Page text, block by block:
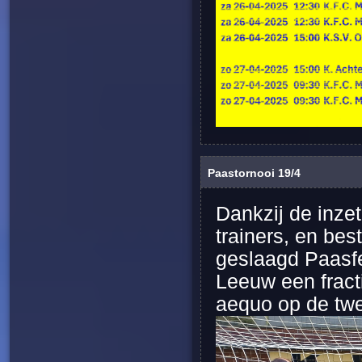
Paastornooi 19/4
Dankzij de
trainers, en
geslaagd
Leeuw een
aequo op de